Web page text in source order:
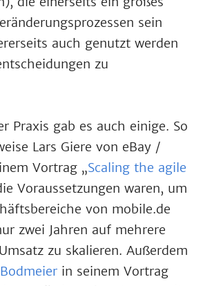
sein
auch genutzt werden
zu
Praxis gab es auch einige. So
Lars Giere von eBay /
Vortrag „Scaling the agile
Voraussetzungen waren, um
von mobile.de
zwei Jahren auf mehrere
zu skalieren. Außerdem
in seinem Vortrag